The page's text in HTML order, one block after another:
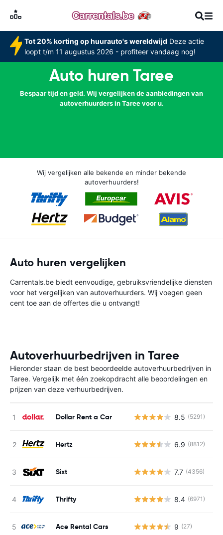
Tot 20% korting op huurauto's wereldwijd Deze actie
loopt t/m 11 augustus 2026 - profiteer vandaag nog!
Auto huren Taree
Bespaar tijd en geld. Wij vergelijken de aanbiedingen van
autoverhuurders in Taree voor u.
Wij vergelijken alle bekende en minder bekende
autoverhuurders!
Auto huren vergelijken
Carrentals.be biedt eenvoudige, gebruiksvriendelijke diensten
voor het vergelijken van autoverhuurders. Wij voegen geen
cent toe aan de offertes die u ontvangt!
Autoverhuurbedrijven in Taree
Hieronder staan de best beoordeelde autoverhuurbedrijven in
Taree. Vergelijk met één zoekopdracht alle beoordelingen en
prijzen van deze verhuurbedrijven.
Dollar Rent a Car 8.5 (5291)
Hertz 6.9 (8812)
Sixt 7.7 (4356)
Thrifty 8.4 (6971)
Ace Rental Cars 9 (27)